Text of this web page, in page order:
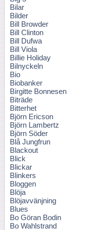
Bilar
Bilder
Bill Browder
Bill Clinton
Bill Dufwa
Bill Viola
Billie Holiday
Bilnyckeln
Bio
Biobanker
Birgitte Bonnesen
Biträde
Bitterhet
Björn Ericson
Björn Lambertz
Björn Söder
Blå Jungfrun
Blackout
Blick
Blickar
Blinkers
Bloggen
Blöja
Blöjavvänjning
Blues
Bo Göran Bodin
Bo Wahlstrand